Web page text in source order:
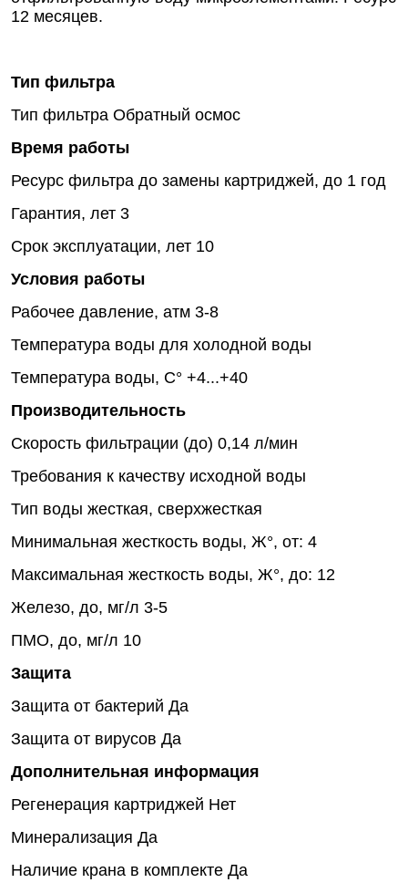
12 месяцев.
Тип фильтра
Тип фильтра Обратный осмос
Время работы
Ресурс фильтра до замены картриджей, до 1 год
Гарантия, лет 3
Срок эксплуатации, лет 10
Условия работы
Рабочее давление, атм 3-8
Температура воды для холодной воды
Температура воды, C° +4...+40
Производительность
Скорость фильтрации (до) 0,14 л/мин
Требования к качеству исходной воды
Тип воды жесткая, сверхжесткая
Минимальная жесткость воды, Ж°, от: 4
Максимальная жесткость воды, Ж°, до: 12
Железо, до, мг/л 3-5
ПМО, до, мг/л 10
Защита
Защита от бактерий Да
Защита от вирусов Да
Дополнительная информация
Регенерация картриджей Нет
Минерализация Да
Наличие крана в комплекте Да